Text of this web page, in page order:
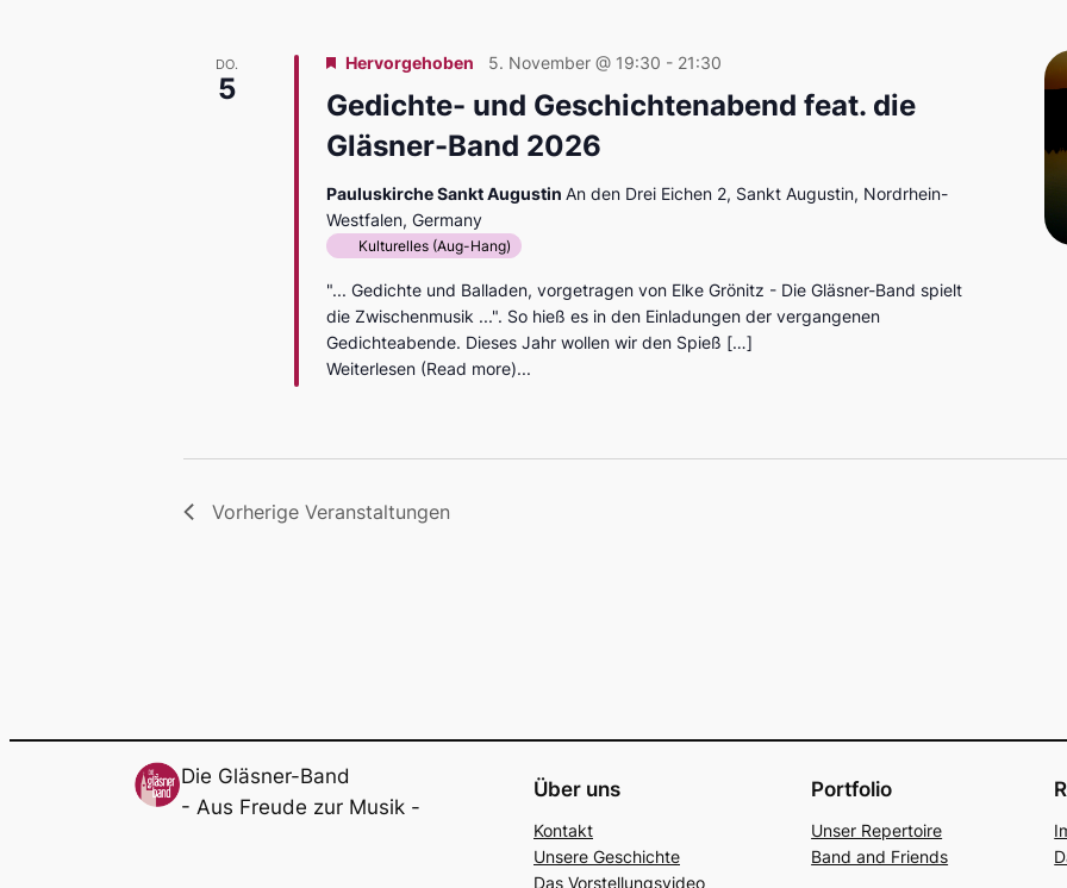
DO.
5
Gedich­te- und Geschich­ten­abend feat. die
Gläs­ner-Band 2026
Hervorgehoben 5. November @ 19:30 - 21:30
Pauluskirche Sankt AugustinAn den Drei Eichen 2, Sankt Augustin, Nordrhein-
Westfalen, Germany
Kulturelles (Aug-Hang)
"... Gedichte und Balladen, vorgetragen von Elke Grönitz - Die Gläsner-Band spielt
die Zwischenmusik ...". So hieß es in den Einladungen der vergangenen
Gedichteabende. Dieses Jahr wollen wir den Spieß […]
Weiterlesen (Read more)...
Vorherige Veranstaltungen
Die Gläsner-Band
- Aus Freude zur Musik -
Über uns
Kon­takt
Unse­re Geschich­te
Das Vor­stel­lungs­vi­deo
Portfolio
Unser Reper­toire
Band and Fri­ends